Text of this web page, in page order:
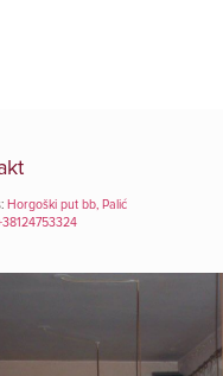
Horgoški put bb, Palić